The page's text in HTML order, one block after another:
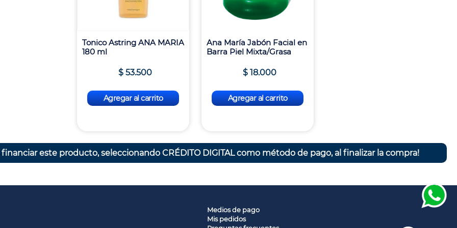
Tonico Astring ANA MARIA
180 ml
$ 53.500
Agregar al carrito
Ana María Jabón Facial en
Barra Piel Mixta/Grasa
$ 18.000
Agregar al carrito
financiar este producto, seleccionando CRÉDITO DIGITAL como método de pago, al finalizar la compra!
Medios de pago
Mis pedidos